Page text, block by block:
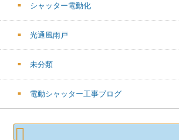
シャッター電動化
光通風雨戸
未分類
電動シャッター工事ブログ
検